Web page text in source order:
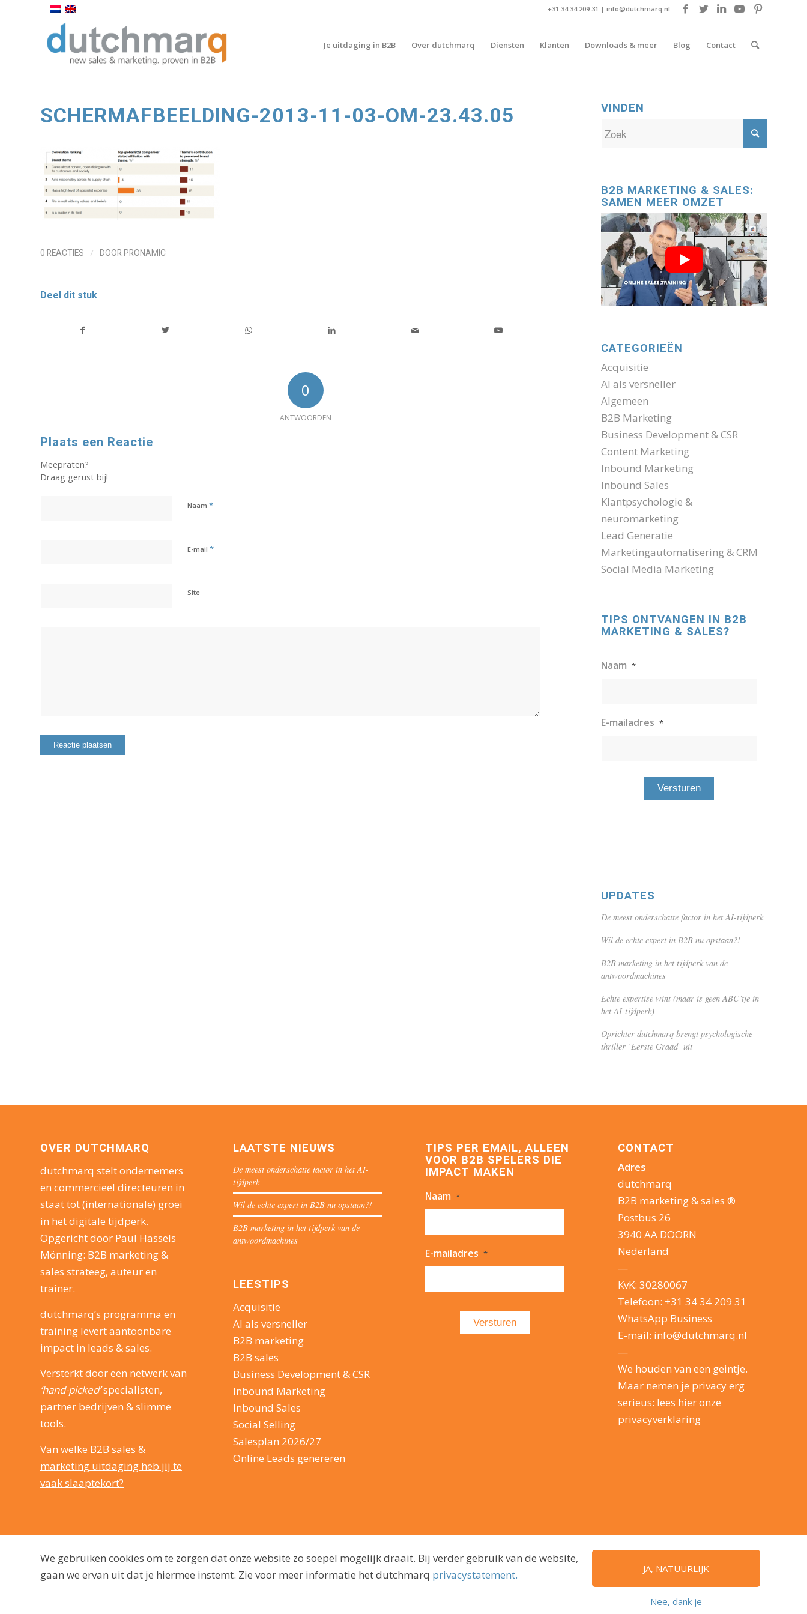
+31 34 34 209 31 | info@dutchmarq.nl
Je uitdaging in B2B Over dutchmarq Diensten Klanten Downloads & meer Blog Contact
SCHERMAFBEELDING-2013-11-03-OM-23.43.05
0 REACTIES / DOOR PRONAMIC
Deel dit stuk
0
ANTWOORDEN
Plaats een Reactie
Meepraten?
Draag gerust bij!
Naam *
E-mail *
Site
VINDEN
B2B MARKETING & SALES:
SAMEN MEER OMZET
CATEGORIEËN
Acquisitie
AI als versneller
Algemeen
B2B Marketing
Business Development & CSR
Content Marketing
Inbound Marketing
Inbound Sales
Klantpsychologie &
neuromarketing
Lead Generatie
Marketingautomatisering & CRM
Social Media Marketing
TIPS ONTVANGEN IN B2B
MARKETING & SALES?
Naam *
E-mailadres *
UPDATES
De meest onderschatte factor in het AI-tijdperk
Wil de echte expert in B2B nu opstaan?!
B2B marketing in het tijdperk van de
antwoordmachines
Echte expertise wint (maar is geen ABC’tje in
het AI-tijdperk)
Oprichter dutchmarq brengt psychologische
thriller ‘Eerste Graad’ uit
OVER DUTCHMARQ
dutchmarq stelt ondernemers
en commercieel directeuren in
staat tot (internationale) groei
in het digitale tijdperk.
Opgericht door Paul Hassels
Mönning: B2B marketing &
sales strateeg, auteur en
trainer.
dutchmarq’s programma en
training levert aantoonbare
impact in leads & sales.
Versterkt door een netwerk van
‘hand-picked’specialisten,
partner bedrijven & slimme
tools.
Van welke B2B sales &
marketing uitdaging heb jij te
vaak slaaptekort?
LAATSTE NIEUWS
De meest onderschatte factor in het AI-
tijdperk
Wil de echte expert in B2B nu opstaan?!
B2B marketing in het tijdperk van de
antwoordmachines
LEESTIPS
Acquisitie
AI als versneller
B2B marketing
B2B sales
Business Development & CSR
Inbound Marketing
Inbound Sales
Social Selling
Salesplan 2026/27
Online Leads genereren
TIPS PER EMAIL, ALLEEN
VOOR B2B SPELERS DIE
IMPACT MAKEN
Naam *
E-mailadres *
CONTACT
Adres
dutchmarq
B2B marketing & sales ®
Postbus 26
3940 AA DOORN
Nederland
—
KvK: 30280067
Telefoon: +31 34 34 209 31
WhatsApp Business
E-mail: info@dutchmarq.nl
—
We houden van een geintje.
Maar nemen je privacy erg
serieus: lees hier onze
privacyverklaring
We gebruiken cookies om te zorgen dat onze website zo soepel mogelijk draait. Bij verder gebruik van de website,
gaan we ervan uit dat je hiermee instemt. Zie voor meer informatie het dutchmarq privacystatement. JA, NATUURLIJK
Nee, dank je